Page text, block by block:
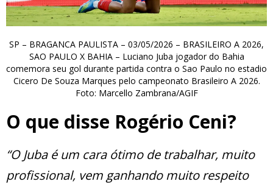
SP – BRAGANCA PAULISTA – 03/05/2026 – BRASILEIRO A 2026,
SAO PAULO X BAHIA – Luciano Juba jogador do Bahia
comemora seu gol durante partida contra o Sao Paulo no estadio
Cicero De Souza Marques pelo campeonato Brasileiro A 2026.
Foto: Marcello Zambrana/AGIF
O que disse Rogério Ceni?
“O Juba é um cara ótimo de trabalhar, muito
profissional, vem ganhando muito respeito